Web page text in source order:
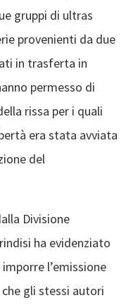
gruppi di ultras
provenienti da due
in trasferta in
permesso di
rissa per i quali
era stata avviata
del
Divisione
ha evidenziato
l’emissione
gli stessi autori